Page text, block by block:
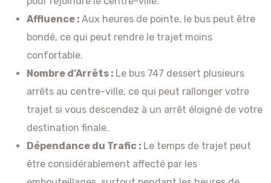
Affluence : Aux heures de pointe, le bus peut être
bondé, ce qui peut rendre le trajet moins
confortable.
Nombre d’Arrêts : Le bus 747 dessert plusieurs
arrêts au centre-ville, ce qui peut rallonger votre
trajet si vous descendez à un arrêt éloigné de votre
destination finale.
Dépendance du Trafic : Le temps de trajet peut
être considérablement affecté par les